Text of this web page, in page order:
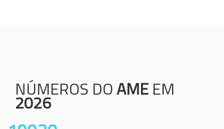
NÚMEROS DOAME EM
2026